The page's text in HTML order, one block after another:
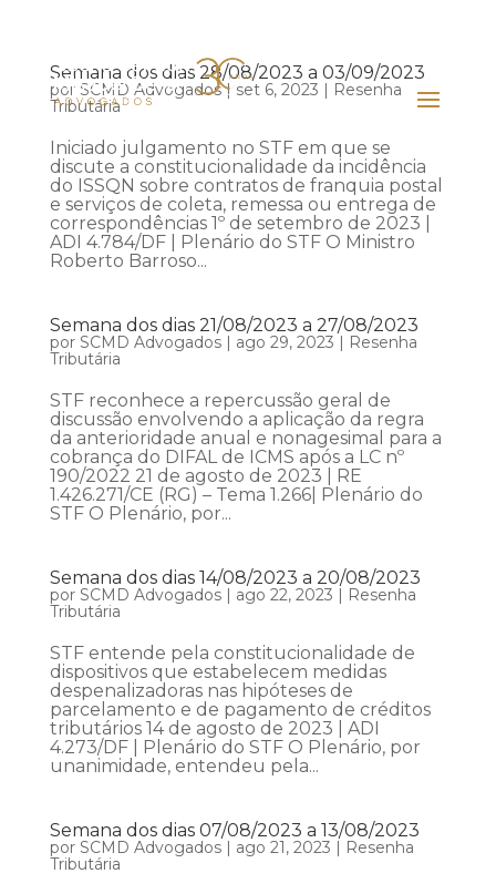
Semana dos dias 28/08/2023 a 03/09/2023
por SCMD Advogados| set 6, 2023 | Resenha
Tributária
Iniciado julgamento no STF em que se
discute a constitucionalidade da incidência
do ISSQN sobre contratos de franquia postal
e serviços de coleta, remessa ou entrega de
correspondências 1º de setembro de 2023 |
ADI 4.784/DF | Plenário do STF O Ministro
Roberto Barroso...
Semana dos dias 21/08/2023 a 27/08/2023
por SCMD Advogados| ago 29, 2023 | Resenha
Tributária
STF reconhece a repercussão geral de
discussão envolvendo a aplicação da regra
da anterioridade anual e nonagesimal para a
cobrança do DIFAL de ICMS após a LC nº
190/2022 21 de agosto de 2023 | RE
1.426.271/CE (RG) – Tema 1.266| Plenário do
STF O Plenário, por...
Semana dos dias 14/08/2023 a 20/08/2023
por SCMD Advogados| ago 22, 2023 | Resenha
Tributária
STF entende pela constitucionalidade de
dispositivos que estabelecem medidas
despenalizadoras nas hipóteses de
parcelamento e de pagamento de créditos
tributários 14 de agosto de 2023 | ADI
4.273/DF | Plenário do STF O Plenário, por
unanimidade, entendeu pela...
Semana dos dias 07/08/2023 a 13/08/2023
por SCMD Advogados| ago 21, 2023 | Resenha
Tributária